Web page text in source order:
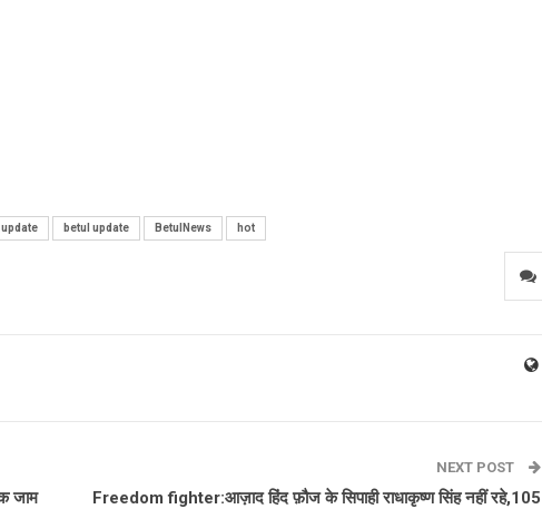
update betul update BetulNews hot
जाम
NEXT POST
Freedom fighter:आज़ाद हिंद फ़ौज के सिपाही राधाकृष्ण सिंह नहीं रहे,105